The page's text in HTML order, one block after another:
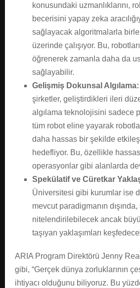
konusundaki uzmanlıklarını,
becerisini yapay zeka
sağlayacak algoritmalarla
üzerinde çalışıyor. Bu,
öğrenerek zamanla daha da
sağlayabilir.
Gelişmiş Dokunsal Algılama:
şirketler, geliştirdikleri ileri
algılama teknolojisini sadece
tüm robot eline yayarak
daha hassas bir şekilde
hedefliyor. Bu, özellikle
operasyonlar gibi alanlarda
Spekülatif ve Cüretkar
Üniversitesi gibi kurumlar ise
mevcut paradigmanın
nitelendirilebilecek ancak
taşıyan yaklaşımları
ARIA Program Direktörü Jenny
gibi, “Gerçek dünya zorluklarının
ihtiyacı olduğunu biliyoruz. Bu